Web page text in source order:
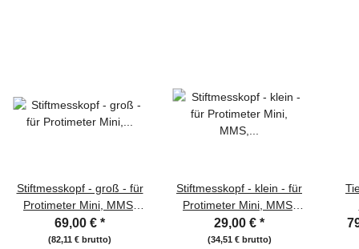
Stiftmesskopf - groß - für
Protimeter Mini, MMS,
MMS2, Surveymaster
69,00 € *
(82,11 € brutto)
Stiftmesskopf - klein - für
Protimeter Mini, MMS,
MMS2, Surveymaster
29,00 € *
(34,51 € brutto)